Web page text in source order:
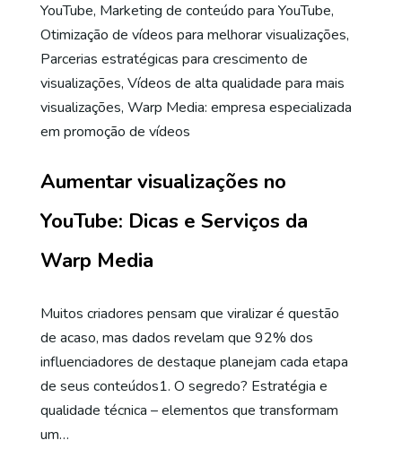
YouTube, Marketing de conteúdo para YouTube,
Otimização de vídeos para melhorar visualizações,
Parcerias estratégicas para crescimento de
visualizações, Vídeos de alta qualidade para mais
visualizações, Warp Media: empresa especializada
em promoção de vídeos
Aumentar visualizações no
YouTube: Dicas e Serviços da
Warp Media
Muitos criadores pensam que viralizar é questão
de acaso, mas dados revelam que 92% dos
influenciadores de destaque planejam cada etapa
de seus conteúdos1. O segredo? Estratégia e
qualidade técnica – elementos que transformam
um…